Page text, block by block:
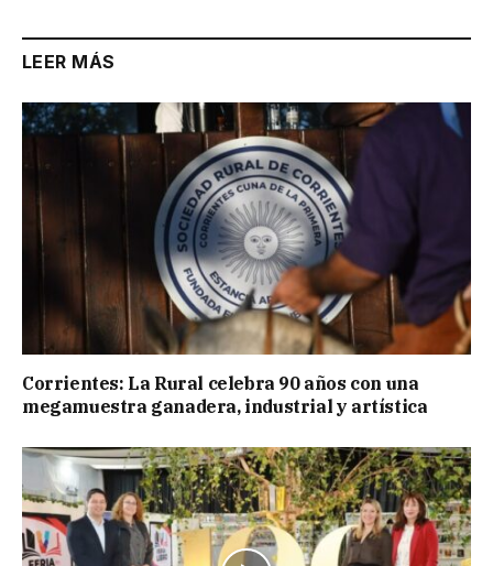
LEER MÁS
Corrientes: La Rural celebra 90 años con una
megamuestra ganadera, industrial y artística